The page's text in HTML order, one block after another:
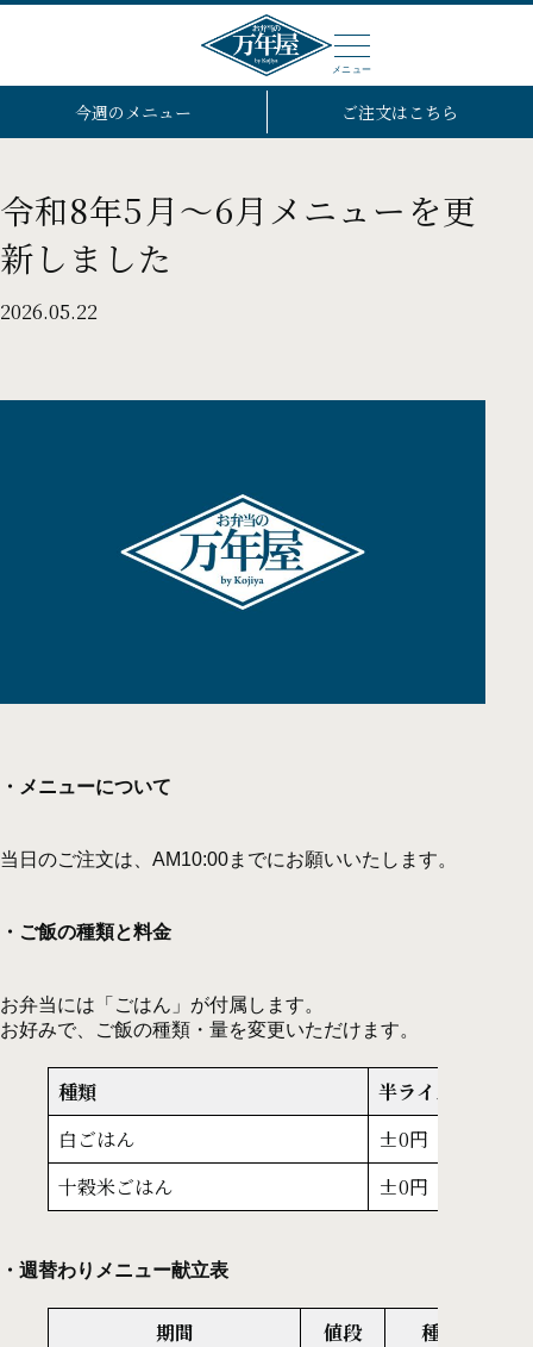
メニュー
今週のメニュー ご注文はこちら
令和8年5月～6月メニューを更
新しました
2026.05.22
・メニューについて
当日のご注文は、AM10:00までにお願いいたします。
・ご飯の種類と料金
お弁当には「ごはん」が付属します。
お好みで、ご飯の種類・量を変更いただけます。
種類
半ライス
白ごはん
±0円（218kcal
十穀米ごはん
±0円（221kcal
・週替わりメニュー献立表
期間 値段
種類